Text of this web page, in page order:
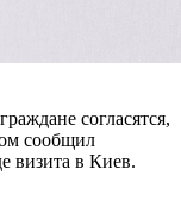
согласятся,
сообщил
визита в Киев.